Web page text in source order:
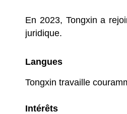
En 2023, Tongxin a
juridique.
Langues
Tongxin travaille
Intérêts